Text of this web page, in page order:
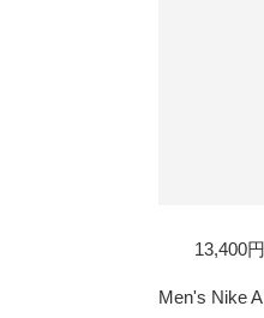
13,400
Men's Nike